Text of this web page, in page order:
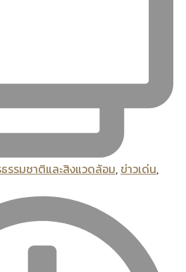
รรมชาติและสิงแวดล้อม, ข่าวเด่น,